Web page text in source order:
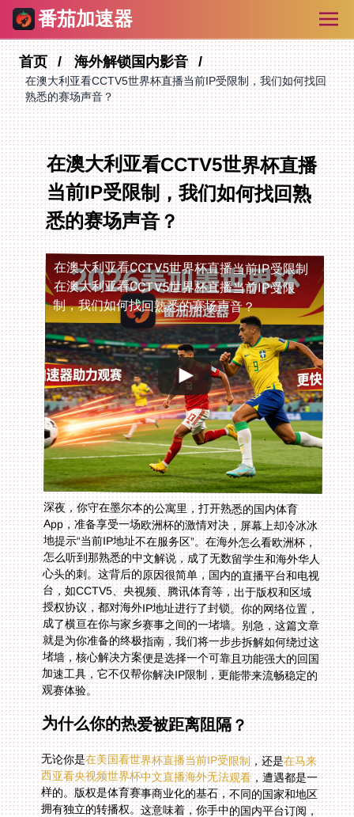
番茄加速器
首页 海外解锁国内影音
在澳大利亚看CCTV5世界杯直播当前IP受限制，我们如何找回
熟悉的赛场声音？
在澳大利亚看CCTV5世界杯直播
当前IP受限制，我们如何找回熟
悉的赛场声音？
在澳大利亚看CCTV5世界杯直播当前IP受限制
在澳大利亚看CCTV5世界杯直播当前IP受限
制，我们如何找回熟悉的赛场声音？
深夜，你守在墨尔本的公寓里，打开熟悉的国内体育
App，准备享受一场欧洲杯的激情对决，屏幕上却冷冰冰
地提示“当前IP地址不在服务区”。在海外怎么看欧洲杯，
怎么听到那熟悉的中文解说，成了无数留学生和海外华人
心头的刺。这背后的原因很简单，国内的直播平台和电视
台，如CCTV5、央视频、腾讯体育等，出于版权和区域
授权协议，都对海外IP地址进行了封锁。你的网络位置，
成了横亘在你与家乡赛事之间的一堵墙。别急，这篇文章
就是为你准备的终极指南，我们将一步步拆解如何绕过这
堵墙，核心解决方案便是选择一个可靠且功能强大的回国
加速工具，它不仅帮你解决IP限制，更能带来流畅稳定的
观赛体验。
为什么你的热爱被距离阻隔？
无论你是在美国看世界杯直播当前IP受限制，还是在马来
西亚看央视频世界杯中文直播海外无法观看，遭遇都是一
样的。版权是体育赛事商业化的基石，不同的国家和地区
拥有独立的转播权。这意味着，你手中的国内平台订阅，
其服务范围仅限中国大陆。当系统检测到你的网络信号来
自海外，便会立刻切断这条连接。这不仅仅是体育赛事的
问题，也是所有海外游子追看国内电视剧、综艺节目时共
同的烦恼。你需要的，不是另一个海外体育订阅，而是让
国内的网络世界重新对你开放。这就像为你的网络连接办